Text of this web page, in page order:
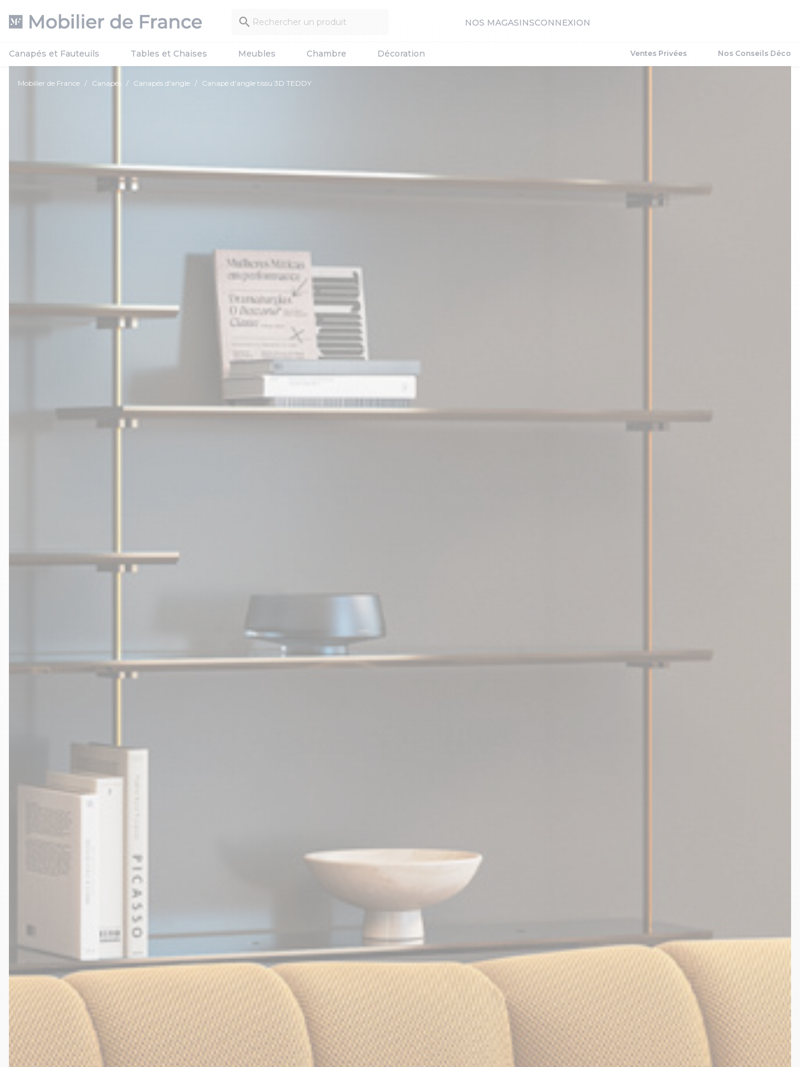
 NOS MAGASINSCONNEXION
Canapés et Fauteuils Tables et Chaises Meubles Chambre Décoration Ventes Privées Nos Conseils Déco
Mobilier de France Canapés Canapés d'angle Canapé d'angle tissu 3D TEDDY